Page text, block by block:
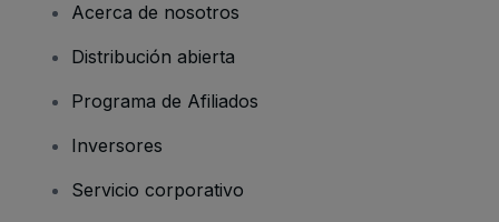
Acerca de nosotros
Distribución abierta
Programa de Afiliados
Inversores
Servicio corporativo